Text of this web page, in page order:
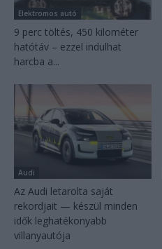
Elektromos autó
9 perc töltés, 450 kilométer
hatótáv – ezzel indulhat
harcba a...
Audi
Az Audi letarolta saját
rekordjait — készül minden
idők leghatékonyabb
villanyautója